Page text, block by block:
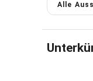
Alle